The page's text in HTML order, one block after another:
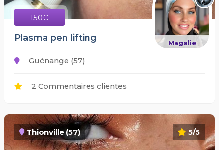
150€
Magalie
Plasma pen lifting
Guénange (57)
2 Commentaires clientes
5/5
Thionville (57)